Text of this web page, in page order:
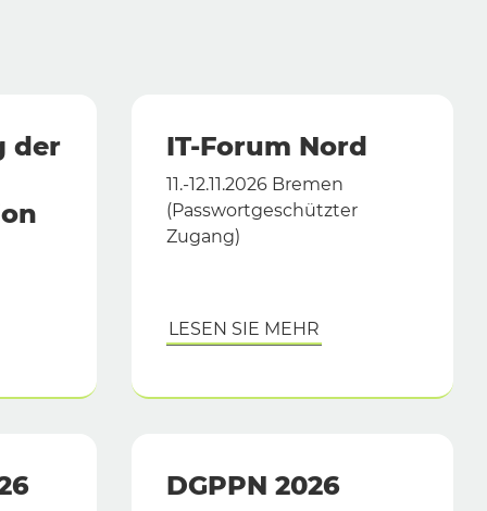
der
IT-Forum Nord
11.-12.11.2026 Bremen
(Passwortgeschützter
Zugang)
LESEN SIE MEHR
DGPPN 2026